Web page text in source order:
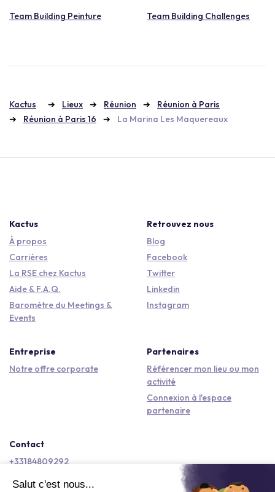
Team Building Peinture Team Building Challenges
Kactus Lieux Réunion
Réunion à Paris
Réunion à Paris 16
La Marina Les Maquereaux
Kactus
À propos
Carrières
La RSE chez Kactus
Aide & F.A.Q.
Baromètre du Meetings &
Events
Retrouvez nous
Blog
Facebook
Twitter
Linkedin
Instagram
Entreprise
Notre offre corporate
Partenaires
Référencer mon lieu ou mon
activité
Connexion à l'espace
partenaire
Contact
+33184809292